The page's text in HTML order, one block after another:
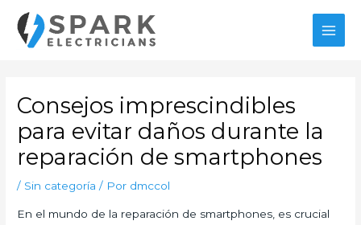
contenido
Consejos imprescindibles
para evitar daños durante la
reparación de smartphones
/ Sin categoría / Por dmccol
En el mundo de la reparación de smartphones, es crucial